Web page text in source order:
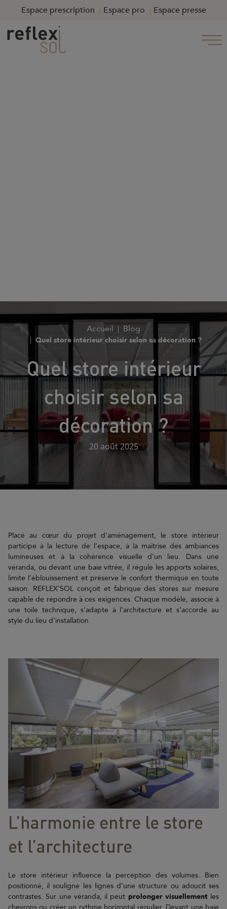
Espace prescription Espace pro Espace presse
Accueil Blog
Quel store intérieur choisir selon sa décoration ?
Quel store intérieur
choisir selon sa
décoration ?
20 août 2025
Placé au cœur du projet d’aménagement, le store intérieur
participe à la lecture de l’espace, à la maîtrise des ambiances
lumineuses et à la cohérence visuelle d’un lieu. Dans une
véranda, ou devant une baie vitrée, il régule les apports solaires,
limite l’éblouissement et préserve le confort thermique en toute
saison. REFLEX'SOL conçoit et fabrique des stores sur mesure
capable de répondre à ces exigences. Chaque modèle, associé à
une toile technique, s’adapte à l’architecture et s’accorde au
style du lieu d’installation.
L’harmonie entre le store
et l’architecture
Le store intérieur influence la perception des volumes. Bien
positionné, il souligne les lignes d’une structure ou adoucit ses
contrastes. Sur une véranda, il peut prolonger visuellementles